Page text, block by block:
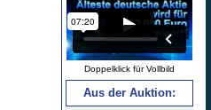
Doppelklick für Vollbild
Aus der Auktion: